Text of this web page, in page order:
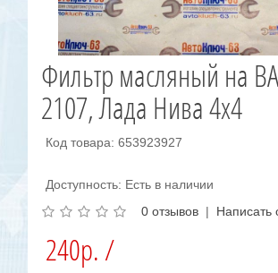
Фильтр масляный на
2107, Лада Нива 4х4
Код товара: 653923927
Доступность: Есть в наличии
0 отзывов | Написать
240р. /